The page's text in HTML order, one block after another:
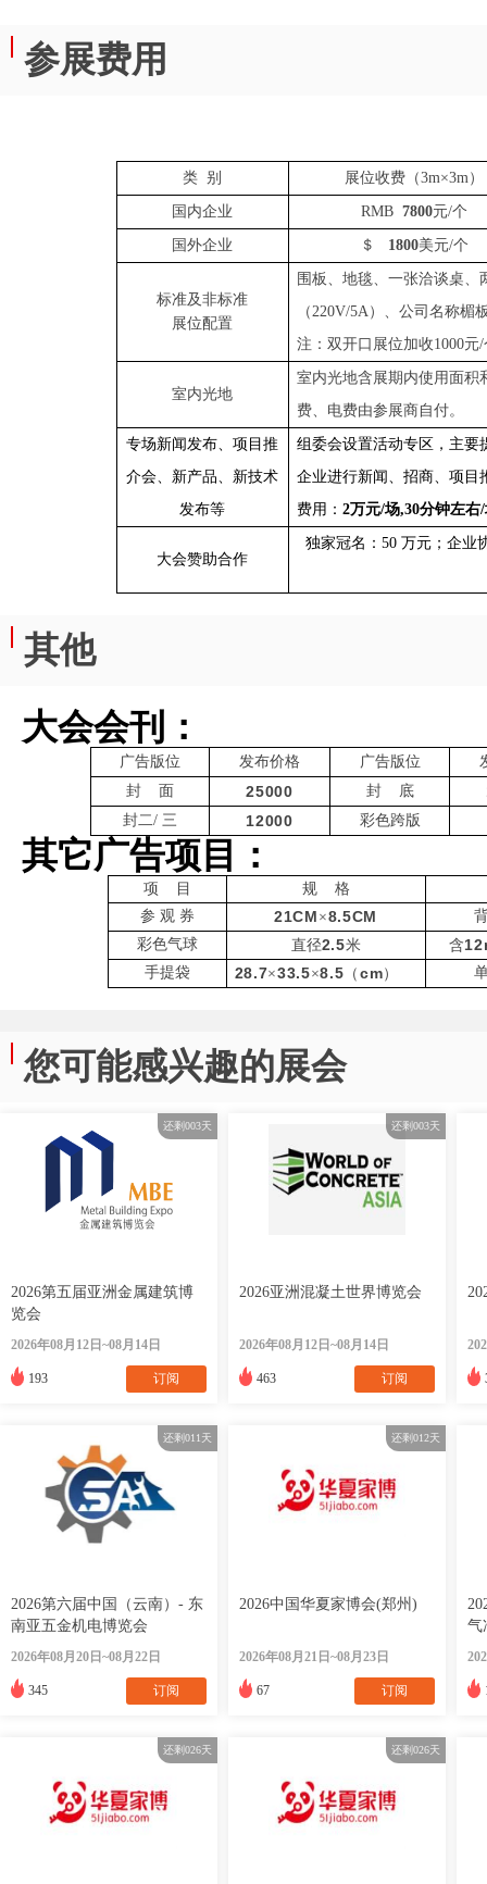
参展费用
类 别 展位收费（3m×3m）
国内企业 RMB 7800元/个
国外企业 ＄ 1800美元/个
标准及非标准
展位配置
围板、地毯、一张洽谈桌
（220V/5A）、公司名称楣
注：双开口展位加收1000元
室内光地
室内光地含展期内使用面积
费、电费由参展商自付。
专场新闻发布、项目推
介会、新产品、新技术
发布等
组委会设置活动专区，主要
企业进行新闻、招商、项目
费用： 2万元/场,30分钟左右
大会赞助合作
独家冠名： 50 万元；企业
其他
大会会刊：
广告版位 发布价格 广告版位
封
面 25000 封 底
封二/ 三 12000 彩色跨版
其它广告项目：
项 目 规
格
参 观 券 21CM ×8.5CM
彩色气球
直径2.5米 含12
手提袋 28.7×33.5×8.5 （cm）
您可能感兴趣的展会
还剩003天
2026第五届亚洲金属建筑博
览会
2026年08月12日~08月14日
193 订阅
还剩003天
2026亚洲混凝土世界博览会
2026年08月12日~08月14日
463 订阅
还剩011 天
2026第六届中国（云南）- 东
南亚五金机电博览会
2026年08月20日~08月22日
345 订阅
还剩012天
2026中国华夏家博会(郑州)
2026年08月21日~08月23日
67 订阅
气
会
还剩026天 还剩026天